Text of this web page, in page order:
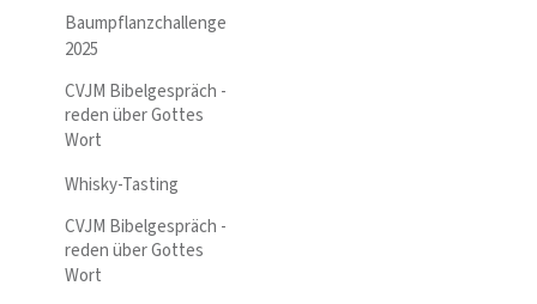
Baumpflanzchallenge
2025
CVJM Bibelgespräch -
reden über Gottes
Wort
Whisky-Tasting
CVJM Bibelgespräch -
reden über Gottes
Wort